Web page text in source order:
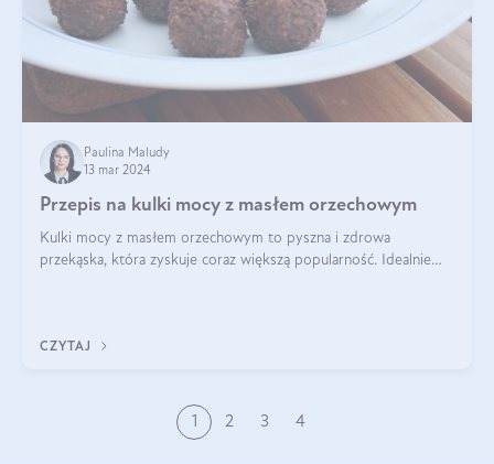
Paulina Maludy
13 mar 2024
Przepis na kulki mocy z masłem orzechowym
Kulki mocy z masłem orzechowym to pyszna i zdrowa
przekąska, która zyskuje coraz większą popularność. Idealnie
CZYTAJ
1 2 3 4